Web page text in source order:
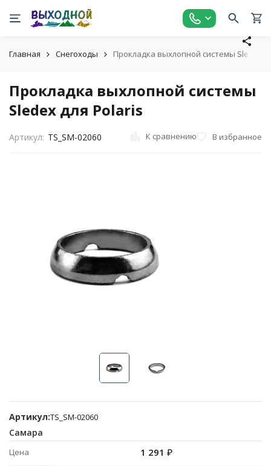
Главная Снегоходы Прокладка выхлопной системы Sledex
Прокладка выхлопной системы
Sledex для Polaris
Артикул: TS_SM-02060 К сравнению В избранное
Артикул:TS_SM-02060
Самара
Цена 1 291 ₽